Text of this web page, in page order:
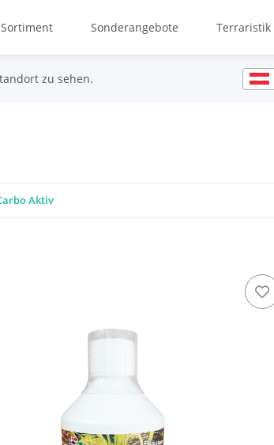
Sonderangebote Terraristik
zu sehen.
Aktiv